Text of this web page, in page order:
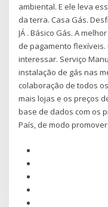
ambiental. E ele leva
da terra. Casa Gás.
JÁ . Básico Gás. A
de pagamento flexíveis.
interessar. Serviço
instalação de gás nas
colaboração de todos
mais lojas e os preços
base de dados com os
País, de modo